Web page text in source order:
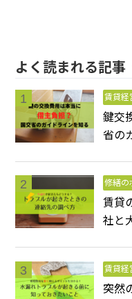
よく読まれる記事
賃貸経
鍵交
省の
修繕の
賃貸
社と
賃貸経
突然